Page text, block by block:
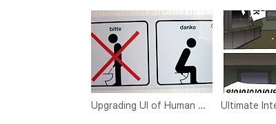
Upgrading UI of Human Body